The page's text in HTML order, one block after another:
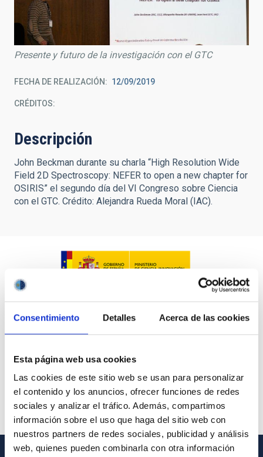
Consentimiento Detalles Acerca de las cookies
Esta página web usa cookies
Las cookies de este sitio web se usan para personalizar
el contenido y los anuncios, ofrecer funciones de redes
sociales y analizar el tráfico. Además, compartimos
información sobre el uso que haga del sitio web con
nuestros partners de redes sociales, publicidad y análisis
web, quienes pueden combinarla con otra información
Presente y futuro de la investigación con el GTC
FECHA DE REALIZACIÓN 12/09/2019
CRÉDITOS
Descripción
John Beckman durante su charla “High Resolution Wide
Field 2D Spectroscopy: NEFER to open a new chapter for
OSIRIS” el segundo día del VI Congreso sobre Ciencia
con el GTC. Crédito: Alejandra Rueda Moral (IAC).